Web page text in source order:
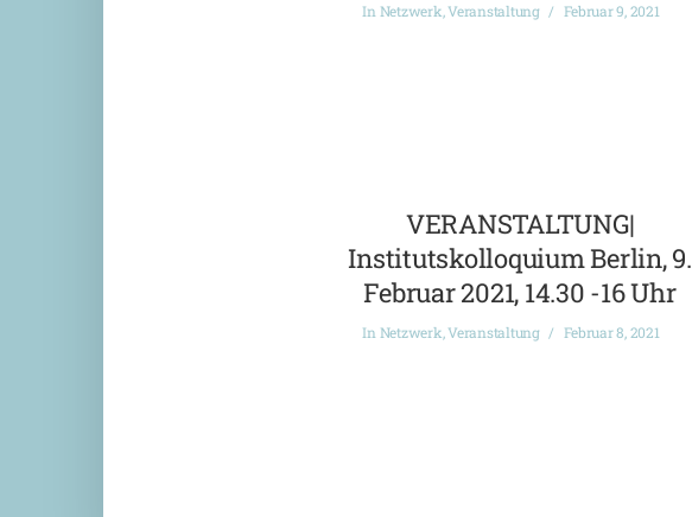
In Netzwerk,Veranstaltung Februar 9, 2021
VERANSTALTUNG|
Institutskolloquium Berlin, 9.
Februar 2021, 14.30 -16 Uhr
In Netzwerk,Veranstaltung Februar 8, 2021